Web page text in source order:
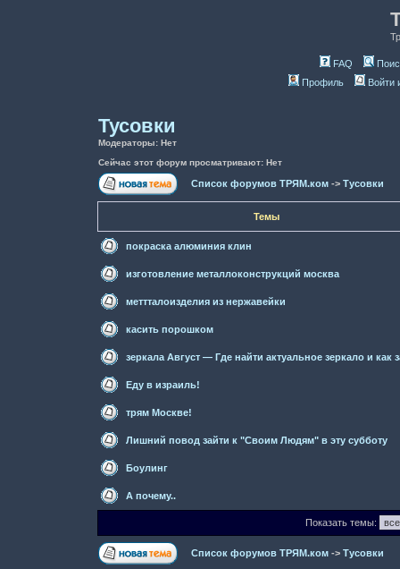
FAQ
Профиль
Войти
Тусовки
Модераторы: Нет
Сейчас этот форум просматривают: Нет
Список форумов ТРЯМ.ком -> Тусовки
Темы
покраска алюминия клин
изготовление металлоконструкций москва
меттталоизделия из нержавейки
касить порошком
зеркала Август — Где найти актуальное зеркало и как
Еду в израиль!
трям Москве!
Лишний повод зайти к "Своим Людям" в эту субботу
Боулинг
А почему..
Показать темы:
Список форумов ТРЯМ.ком -> Тусовки